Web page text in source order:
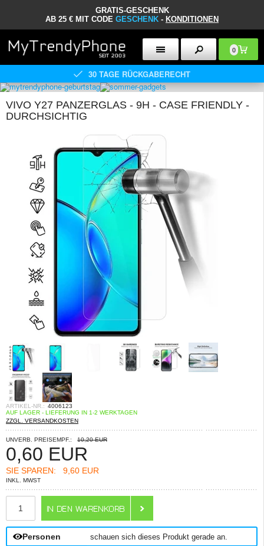
GRATIS-GESCHENK
AB 25 € MIT CODE GESCHENK - KONDITIONEN
0
30 TAGE RÜCKGABERECHT
VIVO Y27 PANZERGLAS - 9H - CASE FRIENDLY -
DURCHSICHTIG
ARTIKEL-NR.: 4006123
AUF LAGER - LIEFERUNG IN 1-2 WERKTAGEN
ZZGL. VERSANDKOSTEN
UNVERB. PREISEMPF.: 10,20 EUR
0,60 EUR
SIE SPAREN: 9,60 EUR
INKL. MWST
Personen schauen sich dieses Produkt gerade an.